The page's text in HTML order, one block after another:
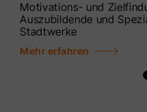
Motivations- und
Auszubildende und
Stadtwerke
Mehr erfahren